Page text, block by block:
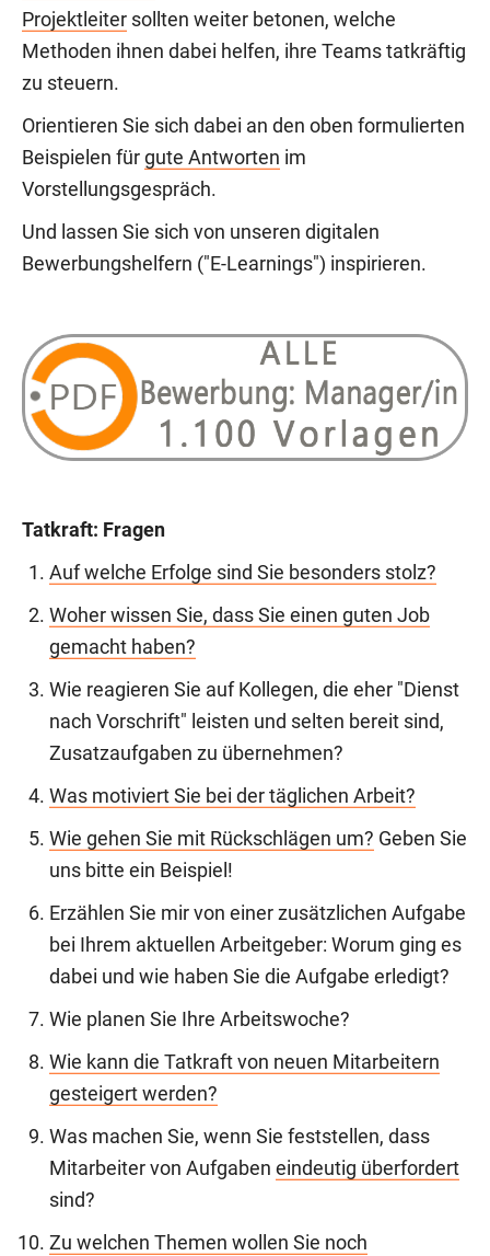
Projektleiter sollten weiter betonen, welche
Methoden ihnen dabei helfen, ihre Teams tatkräftig
zu steuern.
Orientieren Sie sich dabei an den oben formulierten
Beispielen für gute Antworten im
Vorstellungsgespräch.
Und lassen Sie sich von unseren digitalen
Bewerbungshelfern ("E-Learnings") inspirieren.
Tatkraft: Fragen
Auf welche Erfolge sind Sie besonders stolz?
Woher wissen Sie, dass Sie einen guten Job
gemacht haben?
Wie reagieren Sie auf Kollegen, die eher "Dienst
nach Vorschrift" leisten und selten bereit sind,
Zusatzaufgaben zu übernehmen?
Was motiviert Sie bei der täglichen Arbeit?
Wie gehen Sie mit Rückschlägen um? Geben Sie
uns bitte ein Beispiel!
Erzählen Sie mir von einer zusätzlichen Aufgabe
bei Ihrem aktuellen Arbeitgeber: Worum ging es
dabei und wie haben Sie die Aufgabe erledigt?
Wie planen Sie Ihre Arbeitswoche?
Wie kann die Tatkraft von neuen Mitarbeitern
gesteigert werden?
Was machen Sie, wenn Sie feststellen, dass
Mitarbeiter von Aufgaben eindeutig überfordert
sind?
Zu welchen Themen wollen Sie noch